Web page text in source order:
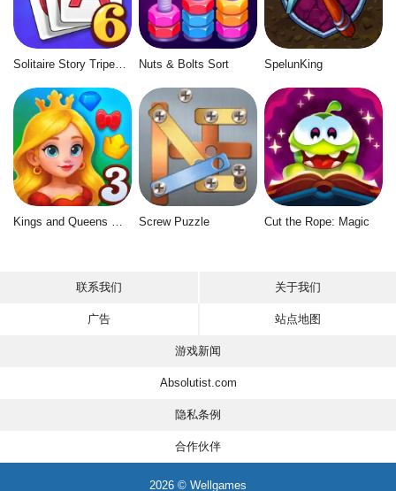
Nuts & Bolts Sort SpelunKing
Screw Puzzle Cut the Rope: Magic
联系我们 关于我们
广告 站点地图
游戏新闻
Absolutist.com
隐私条例
合作伙伴
2026 © Wellgames